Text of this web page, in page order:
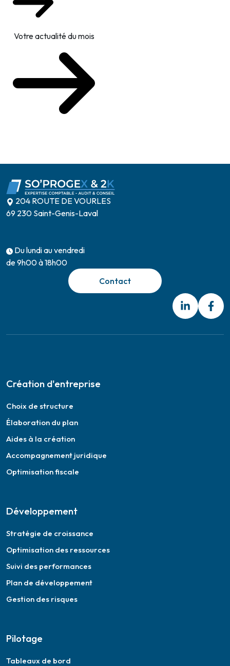
Votre actualité du mois
204 ROUTE DE VOURLES
69 230 Saint-Genis-Laval
Du lundi au vendredi
de 9h00 à 18h00
Contact
Création d'entreprise
Choix de structure
Élaboration du plan
Aides à la création
Accompagnement juridique
Optimisation fiscale
Développement
Stratégie de croissance
Optimisation des ressources
Suivi des performances
Plan de développement
Gestion des risques
Pilotage
Tableaux de bord